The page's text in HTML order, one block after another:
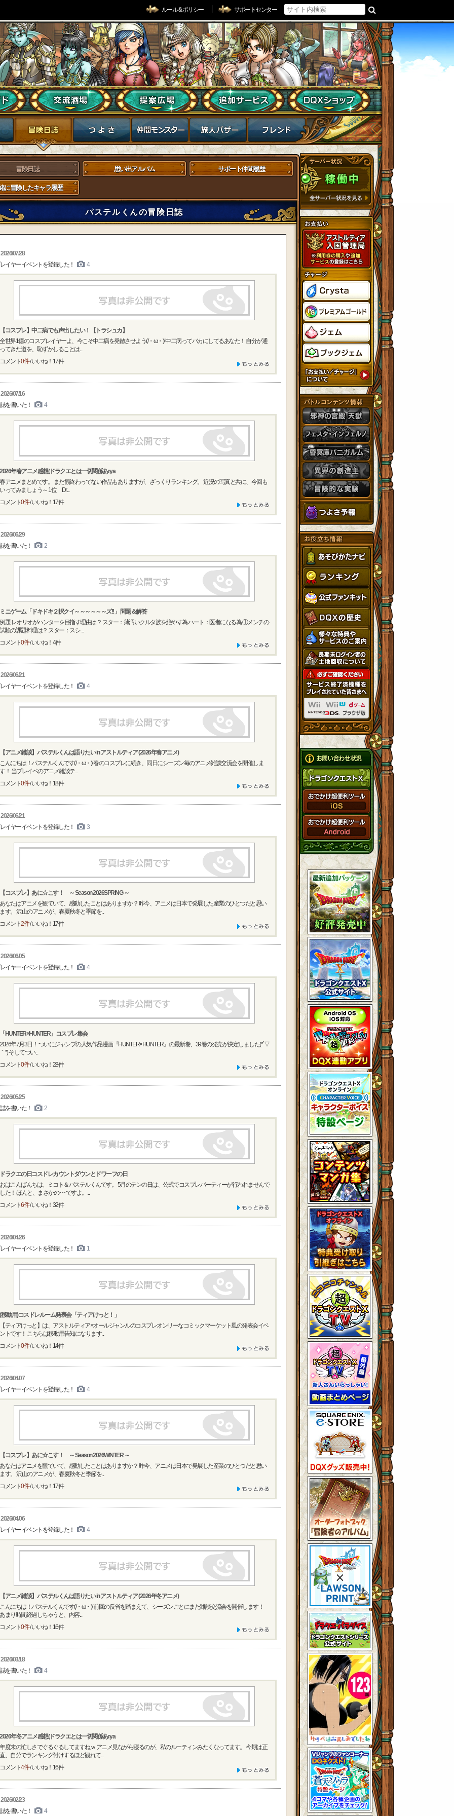
ルール & ポリシー サポートセンター
冒険日誌 思い出アルバム サポート仲間履歴
に冒険したキャラ履歴
パステルくんの冒険日誌
2026/07/28
イヤーイベントを登録した！
4
【コスプレ】中二病でも声出したい！【トラシュカ】
全世界1億のコスプレイヤーよ、今こそ中二病を発散させよう(/・ω・)/ 中二病ってバカにしてるあなた！ 自分が通
ってきた道を、恥ずかしることは...
コメント0件/ いいね！ 17件
2026/07/16
を書いた！
4
2026年春アニメ感想(ドラクエとは一切関係あrya
春アニメまとめです。 まだ観終わってない作品もありますが、ざっくりランキング。 近況の写真と共に、今回も
いってみましょう～ 1位 Dr....
コメント0件/ いいね！ 17件
2026/06/29
を書いた！
2
ミニゲーム「ドキドキ２択クイ～～～～～～ズ!!」 問題＆解答
例題 レオリオがハンターを目指す理由は？ スター：薄汚いクルタ族を絶やす為 ハート：医者になる為 ①メンチの
試験の課題料理は？ スター：スシ ...
コメント0件/ いいね！ 4件
2026/06/21
イヤーイベントを登録した！
4
【アニメ雑談】パステルくんは語りたい in アストルティア (2026年春アニメ)
こんにちは！パステルくんです(/・ω・)/ 春のコスプレに続き、同日にシーズン毎のアニメ雑談交流会を開催しま
す！ 当プレイベのアニメ雑談テ...
コメント0件/ いいね！ 18件
2026/06/21
イヤーイベントを登録した！
3
【コスプレ】あに☆こす！ ～ Season 2026SPRING ～
あなたはアニメを観ていて、感動したことはありますか？ 昨今、アニメは日本で発展した産業のひとつだと思い
ます。 沢山のアニメが、春夏秋冬と季節を...
コメント2件/ いいね！ 17件
2026/06/05
イヤーイベントを登録した！
4
「HUNTER×HUNTER」コスプレ集会
2026年7月3日！ ついにジャンプの人気作品漫画『HUNTER×HUNTER』の最新巻、39巻の発売が決定しました(*´▽
｀*) そしてつい...
コメント0件/ いいね！ 28件
2026/05/25
を書いた！
2
ドラクエの日コスドレカウントダウンとドワーフの日
おはこんばんちは、ミコト＆パステルくんです。 5月のテンの日は、公式でコスプレパーティーが行われませんで
した！ ほんと、まさかの･･･ですよ。...
コメント6件/ いいね！ 32件
2026/04/26
イヤーイベントを登録した！
1
(移動用)コスドレルーム発表会「ティアけっと！」
【ティアけっと】は、アストルティア×オールジャンルのコスプレオンリーなコミックマーケット風の発表会イベ
ントです！ こちらは移動用告知になります...
コメント0件/ いいね！ 14件
2026/04/07
イヤーイベントを登録した！
4
【コスプレ】あに☆こす！ ～ Season 2026WINTER ～
あなたはアニメを観ていて、感動したことはありますか？ 昨今、アニメは日本で発展した産業のひとつだと思い
ます。 沢山のアニメが、春夏秋冬と季節を...
コメント0件/ いいね！ 17件
2026/04/06
イヤーイベントを登録した！
4
【アニメ雑談】パステルくんは語りたい in アストルティア (2026年冬アニメ)
こんにちは！パステルくんです(/・ω・)/ 前回の反省を踏まえて、シーズンごとにまた雑談交流会を開催します！
あまり時間経過しちゃうと、内容...
コメント0件/ いいね！ 16件
2026/03/18
を書いた！
4
2026年冬アニメ感想(ドラクエとは一切関係あrya
年度末の忙しさでぐるぐるしてますねｗ アニメ見ながら寝るのが、私のルーティンみたくなってます。 今期は正
直、自分でランキング付けするほど観れて...
コメント4件/ いいね！ 16件
2026/02/23
を書いた！
4